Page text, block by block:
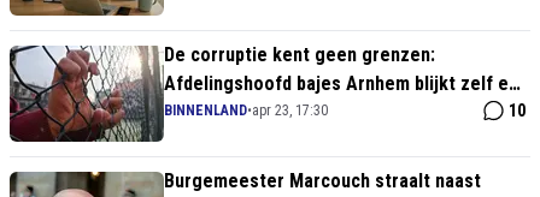
De corruptie kent geen grenzen:
Afdelingshoofd bajes Arnhem blijkt zelf een
gewetenloze drugssmokkelaar
BINNENLAND•apr 23, 17:30 10
Burgemeester Marcouch straalt naast